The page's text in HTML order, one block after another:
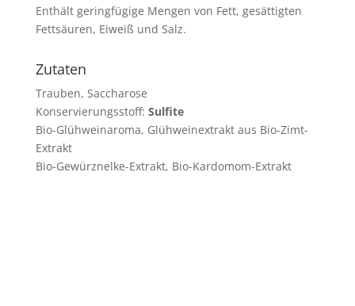
Enthält geringfügige Mengen von Fett, gesättigten
Fettsäuren, Eiweiß und Salz.
Zutaten
Trauben, Saccharose
Konservierungsstoff: Sulfite
Bio-Glühweinaroma, Glühweinextrakt aus Bio-Zimt-
Extrakt
Bio-Gewürznelke-Extrakt, Bio-Kardomom-Extrakt